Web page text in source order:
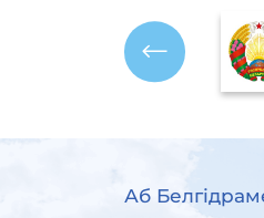
Беларусь
Аб